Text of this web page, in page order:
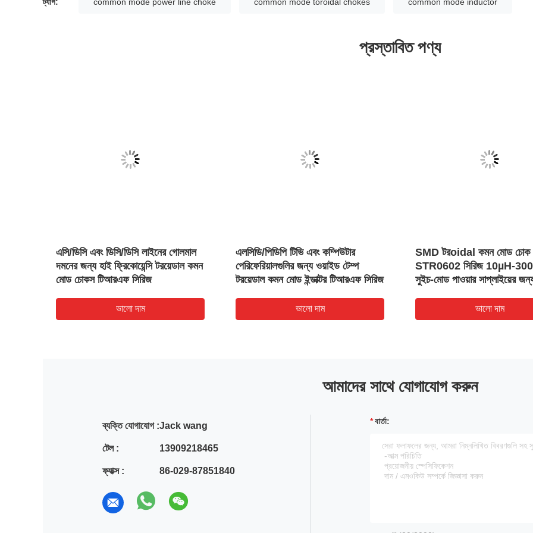
ট্যাগ: common mode power line choke common mode toroidal chokes common mode inductor
প্রস্তাবিত পণ্য
এসি/ডিসি এবং ডিসি/ডিসি লাইনের গোলমাল
দমনের জন্য হাই ফ্রিকোয়েন্সি টরয়েডাল কমন
মোড চোকস টিআরএফ সিরিজ
ভালো দাম
এলসিডি/পিডিপি টিভি এবং কম্পিউটার
পেরিফেরিয়ালগুলির জন্য ওয়াইড টেম্প
টরয়েডাল কমন মোড ইন্ডাক্টর টিআরএফ সিরিজ
ভালো দাম
SMD টরoidal কমন মোড চোক
STR0602 সিরিজ 10µH-
সুইচ-মোড পাওয়ার সাপ্লাইয়ের
ভালো দাম
আমাদের সাথে যোগাযোগ করুন
ব্যক্তি যোগাযোগ :Jack wang
টেল : 13909218465
ফ্যাক্স : 86-029-87851840
বার্তা: